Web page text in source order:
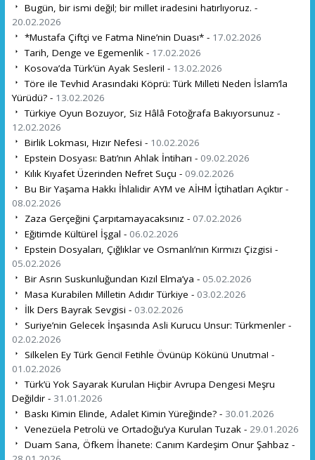
Bugün, bir ismi değil; bir millet iradesini hatırlıyoruz. -
20.02.2026
*Mustafa Çiftçi ve Fatma Nine’nin Duası* - 17.02.2026
Tarih, Denge ve Egemenlik - 17.02.2026
Kosova’da Türk’ün Ayak Sesleri! - 13.02.2026
Töre ile Tevhid Arasındaki Köprü: Türk Milleti Neden İslam’la
Yürüdü? - 13.02.2026
Türkiye Oyun Bozuyor, Siz Hâlâ Fotoğrafa Bakıyorsunuz -
12.02.2026
Birlik Lokması, Hızır Nefesi - 10.02.2026
Epstein Dosyası: Batı’nın Ahlak İntiharı - 09.02.2026
Kılık Kıyafet Üzerinden Nefret Suçu - 09.02.2026
Bu Bir Yaşama Hakkı İhlalidir AYM ve AİHM İçtihatları Açıktır -
08.02.2026
Zaza Gerçeğini Çarpıtamayacaksınız - 07.02.2026
Eğitimde Kültürel İşgal - 06.02.2026
Epstein Dosyaları, Çığlıklar ve Osmanlı’nın Kırmızı Çizgisi -
05.02.2026
Bir Asrın Suskunluğundan Kızıl Elma’ya - 05.02.2026
Masa Kurabilen Milletin Adıdır Türkiye - 03.02.2026
İlk Ders Bayrak Sevgisi - 03.02.2026
Suriye’nin Gelecek İnşasında Asli Kurucu Unsur: Türkmenler -
02.02.2026
Silkelen Ey Türk Genci! Fetihle Övünüp Kökünü Unutma! -
01.02.2026
Türk’ü Yok Sayarak Kurulan Hiçbir Avrupa Dengesi Meşru
Değildir - 31.01.2026
Baskı Kimin Elinde, Adalet Kimin Yüreğinde? - 30.01.2026
Venezüela Petrolü ve Ortadoğu’ya Kurulan Tuzak - 29.01.2026
Duam Sana, Öfkem İhanete: Canım Kardeşim Onur Şahbaz -